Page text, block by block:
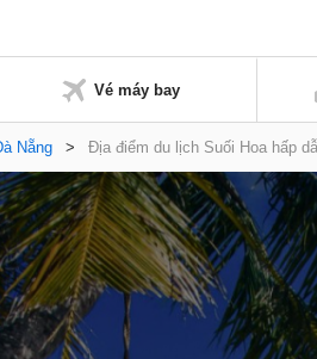
Vé máy bay
Nẵng > Địa điểm du lịch Suối Hoa hấp